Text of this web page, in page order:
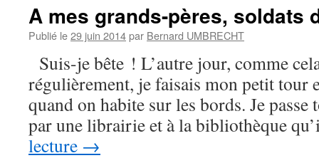
A mes grands-pères, soldats
Publié le29 juin 2014par Bernard UMBRECHT
Suis-je bête ! L’autre jour, comme
régulièrement, je faisais mon petit tour
quand on habite sur les bords. Je passe
par une librairie et à la bibliothèque
lecture →